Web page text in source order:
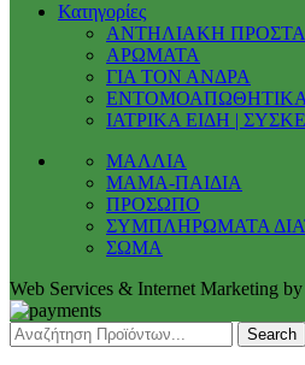
Κατηγορίες
ΑΝΤΗΛΙΑΚΗ
ΑΡΩΜΑΤΑ
ΓΙΑ ΤΟΝ ΑΝΔΡΑ
ΕΝΤΟΜΟΑΠΩΘΗΤΙΚΑ
ΙΑΤΡΙΚΑ ΕΙΔΗ |
ΜΑΛΛΙΑ
ΜΑΜΑ-ΠΑΙΔΙΑ
ΠΡΟΣΩΠΟ
ΣΥΜΠΛΗΡΩΜΑΤΑ
ΣΩΜΑ
Web Services & Internet Marketing by
Search